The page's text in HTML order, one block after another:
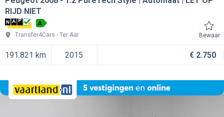
RIJD NIET
A
Transfer4Cars
Ter Aar Bewaar
191.821 km 2015 € 2.750